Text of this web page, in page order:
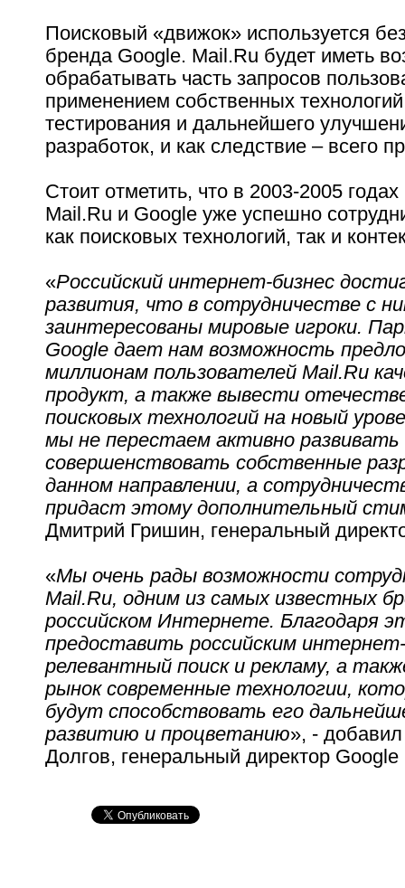
Поисковый «движок» используется
бренда Google. Mail.Ru будет иметь
обрабатывать часть запросов
применением собственных
тестирования и дальнейшего
разработок, и как следствие – всего
Стоит отметить, что в 2003-2005
Mail.Ru и Google уже успешно
как поисковых технологий, так и
«Российский интернет-бизнес
развития, что в сотрудничестве с
заинтересованы мировые игроки.
Google дает нам возможность
миллионам пользователей Mail.Ru
продукт, а также вывести
поисковых технологий на новый
мы не перестаем активно развивать
совершенствовать собственные
данном направлении, а
придаст этому дополнительный
Дмитрий Гришин, генеральный
«Мы очень рады возможности
Mail.Ru, одним из самых известных
российском Интернете. Благодаря
предоставить российским
релевантный поиск и рекламу, а
рынок современные технологии,
будут способствовать его
развитию и процветанию», -
Долгов, генеральный директор